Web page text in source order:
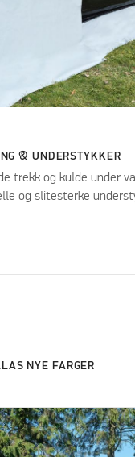
& UNDERSTYKKER
trekk og kulde under
og slitesterke
NYE FARGER